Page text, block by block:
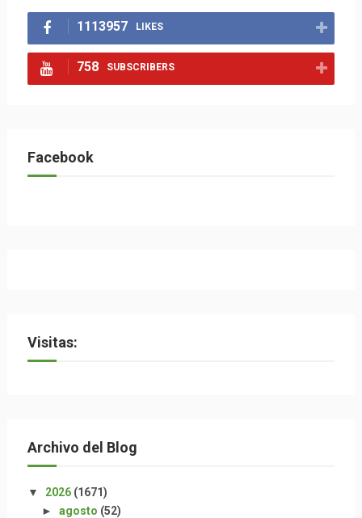
1113957 LIKES
758 SUBSCRIBERS
Facebook
Visitas:
Archivo del Blog
▼ 2026 (1671)
► agosto (52)